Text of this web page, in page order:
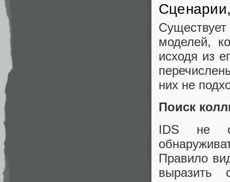
моделей,
исходя из
них не
Поиск
IDS не
Правило